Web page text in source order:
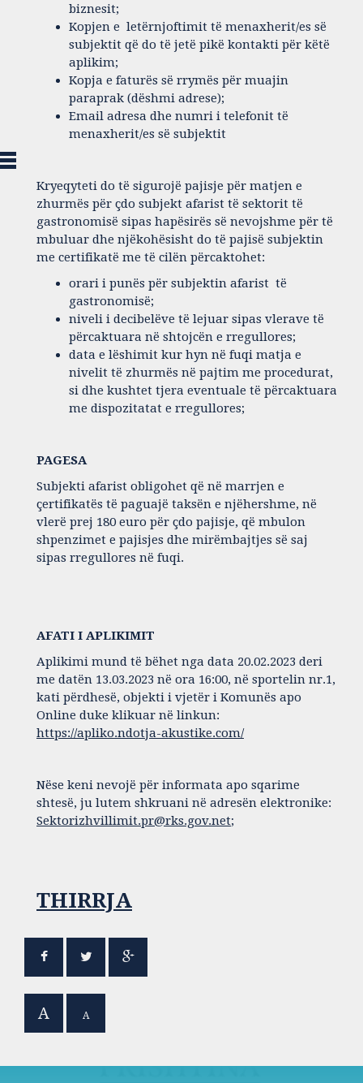
biznesit;
Kopjen e letërnjoftimit të menaxherit/es së
subjektit që do të jetë pikë kontakti për këtë
aplikim;
Kopja e faturës së rrymës për muajin
paraprak (dëshmi adrese);
Email adresa dhe numri i telefonit të
menaxherit/es së subjektit
Kryeqyteti do të sigurojë pajisje për matjen e
zhurmës për çdo subjekt afarist të sektorit të
gastronomisë sipas hapësirës së nevojshme për të
mbuluar dhe njëkohësisht do të pajisë subjektin
me certifikatë me të cilën përcaktohet:
orari i punës për subjektin afarist të
gastronomisë;
niveli i decibelëve të lejuar sipas vlerave të
përcaktuara në shtojcën e rregullores;
data e lëshimit kur hyn në fuqi matja e
nivelit të zhurmës në pajtim me procedurat,
si dhe kushtet tjera eventuale të përcaktuara
me dispozitatat e rregullores;
PAGESA
Subjekti afarist obligohet që në marrjen e
çertifikatës të paguajë taksën e njëhershme, në
vlerë prej 180 euro për çdo pajisje, që mbulon
shpenzimet e pajisjes dhe mirëmbajtjes së saj
sipas rregullores në fuqi.
AFATI I APLIKIMIT
Aplikimi mund të bëhet nga data 20.02.2023 deri
me datën 13.03.2023 në ora 16:00, në sportelin nr.1,
kati përdhesë, objekti i vjetër i Komunës apo
Online duke klikuar në linkun:
https://apliko.ndotja-akustike.com/
Nëse keni nevojë për informata apo sqarime
shtesë, ju lutem shkruani në adresën elektronike:
Sektorizhvillimit.pr@rks.gov.net;
THIRRJA
A A